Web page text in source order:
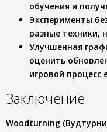
обучения и
Эксперименты
разные техники,
Улучшенная
оценить
игровой
Заключение
Woodturning